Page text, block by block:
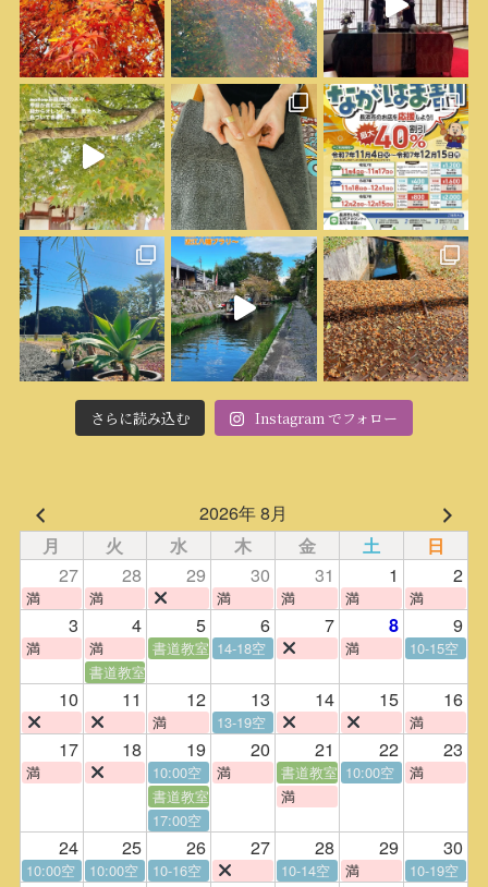
さらに読み込む Instagram でフォロー
2026年 8月
月 火 水 木 金 土 日
27 28 29 30 31 1 2
満 満 満 満 満 満
3 4 5 6 7 8 9
満 満 書道教室 14-18空 満
10-15空
書道教室
10 11 12 13 14 15 16
満 13-19空 満
17 18 19 20 21 22 23
満 10:00空 満 書道教室 10:00空
満
書道教室
満
17:00空
24 25 26 27 28 29 30
10:00空 10:00空 10-16空 10-14空 満 10-19空